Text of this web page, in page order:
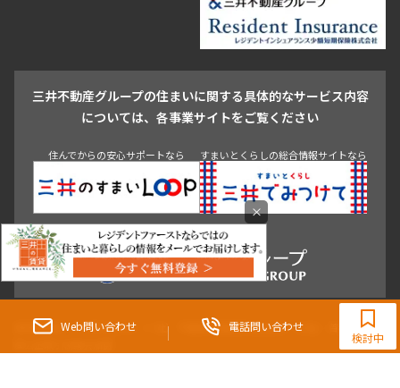
Web問い合わせ 電話問い合わせ
0120-321-364
9:30~18:00（水曜定休）
検討中
祐天寺・学芸大学・自由が丘
池袋・板橋・王子
青山 渋谷 東京・大手町 新宿 品川
目黒・中目黒
三井不動産グループの住まいに関する具体的なサービス内容
については、各事業サイトをご覧ください
住んでからの安心サポートなら すまいとくらしの総合情報サイトなら
東京都知事（3）第96482号 （一社） 不動産流通経営協会会員 （公社） 首都圏不動
×